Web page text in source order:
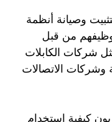
وصيانة أنظمة
توظيفهم من قبل
شركات الكابلات
وشركات الاتصالات
كيفية استخدام